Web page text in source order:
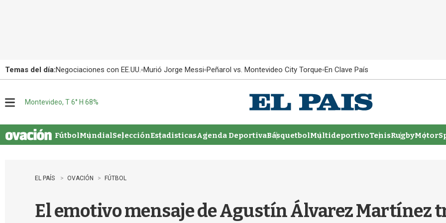
Temas del día:Negociaciones con EE.UU. Murió Jorge Messi Peñarol vs. Montevideo City Torque En Clave País
u
Montevideo, T 6° H 68%
FútbolMundialSelecciónEstadisticasAgenda DeportivaBásquetbolMultideportivoTenisRugby
EL PAÍS OVACIÓN FÚTBOL
El emotivo mensaje de Agustín Álvarez Martínez